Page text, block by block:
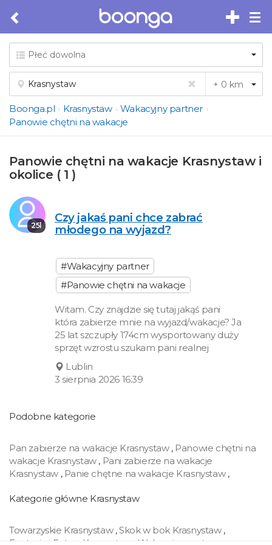
Boonga.pl Krasnystaw
Wakacyjny partner
Panowie chętni na wakacje
Panowie chętni na wakacje Krasnystaw i
okolice ( 1 )
25l
Czy jakaś pani chce zabrać
młodego na wyjazd?
#Wakacyjny partner
#Panowie chętni na wakacje
Witam. Czy znajdzie się tutaj jakąś pani
która zabierze mnie na wyjazd/wakacje? Ja
25 lat szczupły 174cm wysportowany duży
sprzęt wzrostu szukam pani realnej
Lublin
3 sierpnia 2026 16:39
Podobne kategorie
Pan zabierze na wakacje Krasnystaw , Panowie chętni na
wakacje Krasnystaw , Pani zabierze na wakacje
Krasnystaw , Panie chętne na wakacje Krasnystaw ,
Kategorie główne Krasnystaw
Towarzyskie Krasnystaw ,Skok w bok Krasnystaw ,